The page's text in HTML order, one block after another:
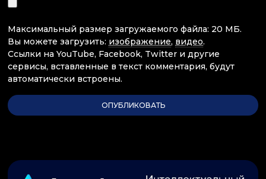
Максимальный размер загружаемого файла: 20 МБ.
Вы можете загрузить: изображение, видео.
Ссылки на YouTube, Facebook, Twitter и другие
сервисы, вставленные в текст комментария, будут
автоматически встроены.